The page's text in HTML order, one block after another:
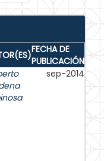
FECHA DE
PUBLICACIÓN
sep-2014